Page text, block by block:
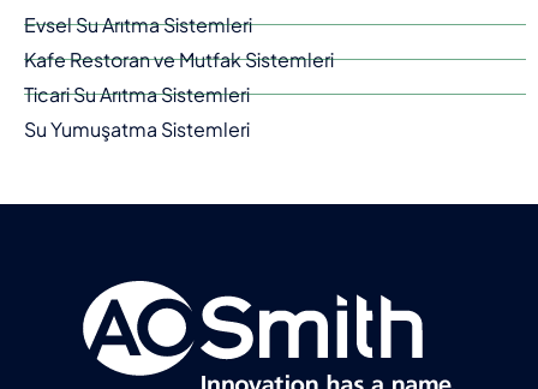
Evsel Su Arıtma Sistemleri
Kafe Restoran ve Mutfak Sistemleri
Ticari Su Arıtma Sistemleri
Su Yumuşatma Sistemleri